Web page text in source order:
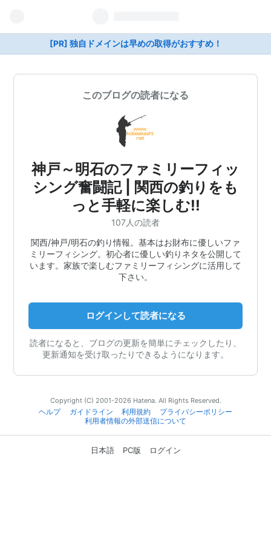
[PR] 独自ドメインは早めの取得がおすすめ！
このブログの読者になる
神戸～明石のファミリーフィッ
シング奮闘記 | 関西の釣りをも
っと手軽に楽しむ!!
107人の読者
関西/神戸/明石の釣り情報。基本はお財布に優しいファ
ミリーフィシング。初心者に優しい釣りネタを公開して
います。家族で楽しむファミリーフィシングに活用して
下さい。
ログインして読者になる
読者になると、ブログの更新を簡単にチェックしたり、
更新通知を受け取ったりできるようになります。
Copyright (C) 2001-2026 Hatena. All Rights Reserved.
ヘルプ
ガイドライン 利用規約
プライバシーポリシー
利用者情報の外部送信について
日本語 PC版 ログイン